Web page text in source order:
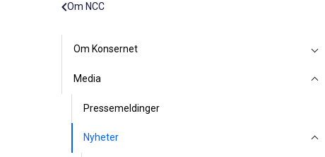
Om NCC
Om Konsernet
Media
Pressemeldinger
Nyheter